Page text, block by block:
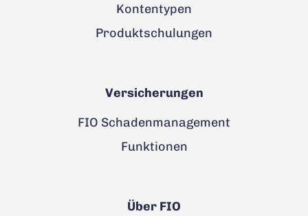
Kontentypen
Produktschulungen
Versicherungen
FIO Schadenmanagement
Funktionen
Über FIO